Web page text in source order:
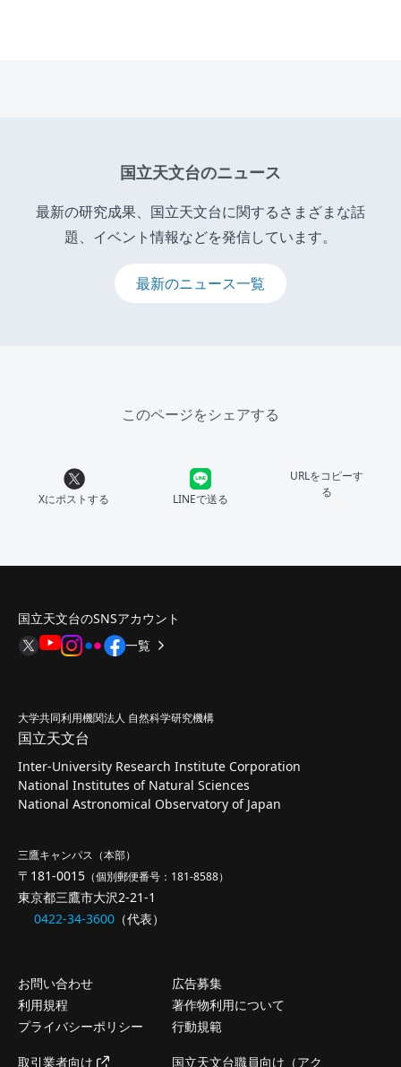
国立天文台のニュース
最新の研究成果、国立天文台に関するさまざまな話
題、イベント情報などを発信しています。
最新のニュース一覧
このページをシェアする
Xにポストする LINEで送る
URLをコピーす
る
国立天文台のSNSアカウント
一覧
大学共同利用機関法人 自然科学研究機構
国立天文台
Inter-University Research Institute Corporation
National Institutes of Natural Sciences
National Astronomical Observatory of Japan
三鷹キャンパス（本部）
〒181-0015 （個別郵便番号：181-8588）
東京都三鷹市大沢2-21-1
0422-34-3600 （代表）
お問い合わせ
広告募集
利用規程
著作物利用について
プライバシーポリシー
行動規範
取引業者向け 国立天文台職員向け（アク